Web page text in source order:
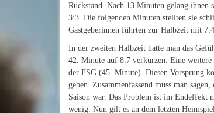
Rückstand. Nach 13 Minuten gelang
3:3. Die folgenden Minuten stellten sie
Gastgeberinnen führten zur Halbzeit mit 7:4.
In der zweiten Halbzeit hatte man das
42. Minute auf 8:7 verkürzen. Eine weitere
der FSG (45. Minute). Diesen Vorsprung
geben. Zusammenfassend muss man
Saison war. Das Problem ist im Endeffekt
wenig. Nun gilt es an dem letzten